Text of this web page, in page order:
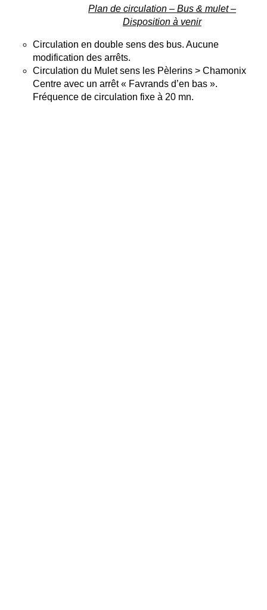
Plan de circulation – Bus & mulet –
Disposition à venir
Circulation en double sens des bus. Aucune
modification des arrêts.
Circulation du Mulet sens les Pèlerins > Chamonix
Centre avec un arrêt « Favrands d’en bas ».
Fréquence de circulation fixe à 20 mn.